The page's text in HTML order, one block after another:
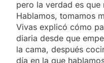
pero la verdad es que
Hablamos, tomamos
Vivas explicó cómo
diaria desde que
la cama, después
día en la que